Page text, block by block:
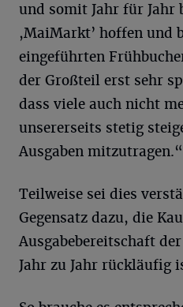
und somit Jahr für Jahr
,MaiMarkt’ hoffen und
eingeführten
der Großteil erst sehr
dass viele auch nicht
unsererseits stetig
Ausgaben mitzutragen.“
Teilweise sei dies
Gegensatz dazu, die
Ausgabebereitschaft
Jahr zu Jahr rückläufig